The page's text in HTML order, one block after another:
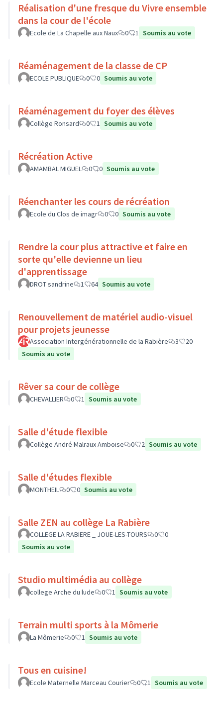
Réalisation d'une fresque du Vivre ensemble
dans la cour de l'école
Ecole de La Chapelle aux Naux 0 1 Soumis au vote
Réaménagement de la classe de CP
ECOLE PUBLIQUE 0 0 Soumis au vote
Réaménagement du foyer des élèves
Collège Ronsard 0 1 Soumis au vote
Récréation Active
AMAMBAL MIGUEL 0 0 Soumis au vote
Réenchanter les cours de récréation
Ecole du Clos de imagr 0 0 Soumis au vote
Rendre la cour plus attractive et faire en
sorte qu'elle devienne un lieu
d'apprentissage
DROT sandrine 1 64 Soumis au vote
Renouvellement de matériel audio-visuel
pour projets jeunesse
Association Intergénérationnelle de la Rabière 3
20
Soumis au vote
Rêver sa cour de collège
CHEVALLIER 0 1 Soumis au vote
Salle d'étude flexible
Collège André Malraux Amboise 0 2 Soumis au vote
Salle d'études flexible
MONTHEIL 0 0 Soumis au vote
Salle ZEN au collège La Rabière
COLLEGE LA RABIERE _ JOUE-LES-TOURS 0
0
Soumis au vote
Studio multimédia au collège
college Arche du lude 0 1 Soumis au vote
Terrain multi sports à la Mômerie
La Mômerie 0 1 Soumis au vote
Tous en cuisine!
Ecole Maternelle Marceau Courier 0 1 Soumis au vote